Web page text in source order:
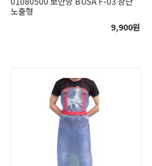
노출형
9,900원